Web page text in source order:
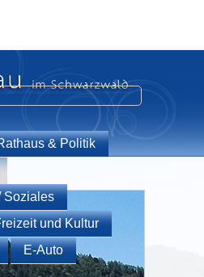
& Politik
Soziales
und Kultur
E-Auto